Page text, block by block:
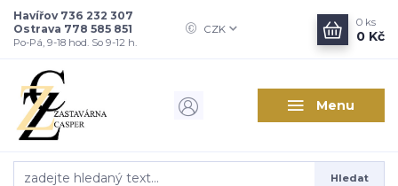
Menu
CZK
Hledat
Havířov 736 232 307
Ostrava 778 585 851
Po-Pá, 9-18 hod. So 9-12 h.
0 ks
0 Kč